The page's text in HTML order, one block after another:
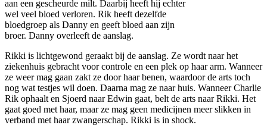
aan een gescheurde milt. Daarbij heeft hij echter
wel veel bloed verloren. Rik heeft dezelfde
bloedgroep als Danny en geeft bloed aan zijn
broer. Danny overleeft de aanslag.
Rikki is lichtgewond geraakt bij de aanslag. Ze wordt naar het
ziekenhuis gebracht voor controle en een plek op haar arm. Wanneer
ze weer mag gaan zakt ze door haar benen, waardoor de arts toch
nog wat testjes wil doen. Daarna mag ze naar huis. Wanneer Charlie
Rik ophaalt en Sjoerd naar Edwin gaat, belt de arts naar Rikki. Het
gaat goed met haar, maar ze mag geen medicijnen meer slikken in
verband met haar zwangerschap. Rikki is in shock.